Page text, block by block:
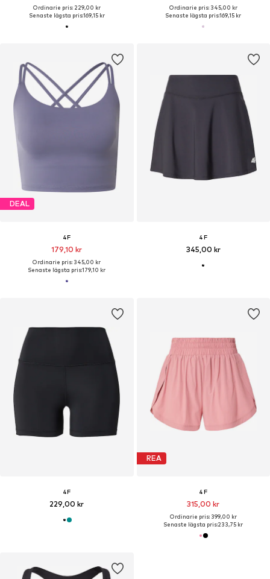
Ordinarie pris: 229,00 kr
Senaste lägsta pris:169,15 kr
Ordinarie pris: 345,00 kr
Senaste lägsta pris:169,15 kr
DEAL
4F
179,10 kr
Ordinarie pris: 345,00 kr
Senaste lägsta pris:179,10 kr
4F
345,00 kr
4F
229,00 kr
REA
4F
315,00 kr
Ordinarie pris: 399,00 kr
Senaste lägsta pris:233,75 kr